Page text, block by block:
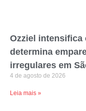
Ozziel intensifica
determina
irregulares em
4 de agosto de 2026
Leia mais »